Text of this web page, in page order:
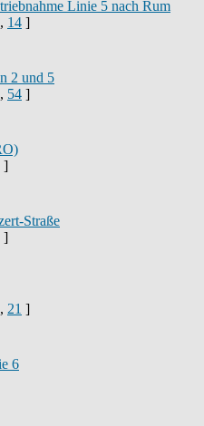
Linie 5 nach Rum
, 14 ]
2 und 5
, 54 ]
]
Straße
]
, 21 ]
6